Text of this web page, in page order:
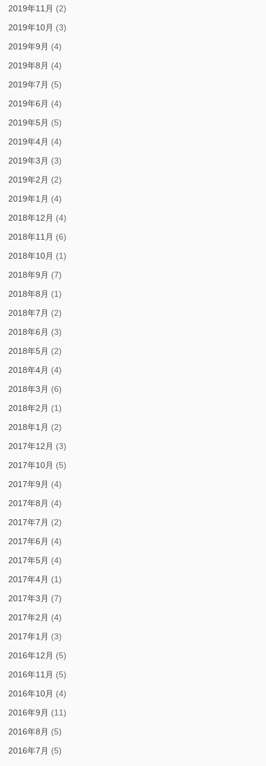
2019年11月 (2)
2019年10月 (3)
2019年9月 (4)
2019年8月 (4)
2019年7月 (5)
2019年6月 (4)
2019年5月 (5)
2019年4月 (4)
2019年3月 (3)
2019年2月 (2)
2019年1月 (4)
2018年12月 (4)
2018年11月 (6)
2018年10月 (1)
2018年9月 (7)
2018年8月 (1)
2018年7月 (2)
2018年6月 (3)
2018年5月 (2)
2018年4月 (4)
2018年3月 (6)
2018年2月 (1)
2018年1月 (2)
2017年12月 (3)
2017年10月 (5)
2017年9月 (4)
2017年8月 (4)
2017年7月 (2)
2017年6月 (4)
2017年5月 (4)
2017年4月 (1)
2017年3月 (7)
2017年2月 (4)
2017年1月 (3)
2016年12月 (5)
2016年11月 (5)
2016年10月 (4)
2016年9月 (11)
2016年8月 (5)
2016年7月 (5)